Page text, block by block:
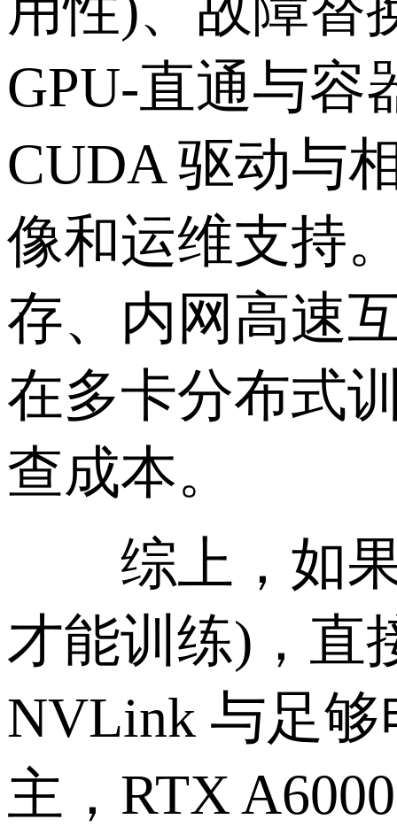
GPU-直通与容
CUDA 驱动与
像和运维支持
存、内网高速
在多卡分布式
查成本。
综上，如果
才能训练)，直
NVLink 与足
主，RTX